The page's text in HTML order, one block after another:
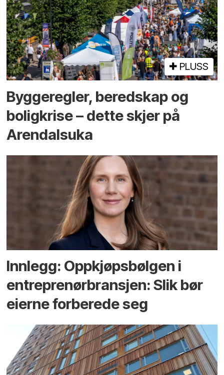
PLUSS
Bygge­regler, beredskap og
bolig­krise – dette skjer på
Arendals­uka
Innlegg: Oppkjøps­bølgen i
entreprenør­bransjen: Slik bør
eierne forberede seg